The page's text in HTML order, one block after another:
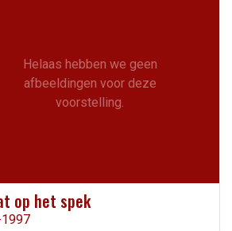
Helaas hebben we geen
afbeeldingen voor deze
voorstelling.
op het spek